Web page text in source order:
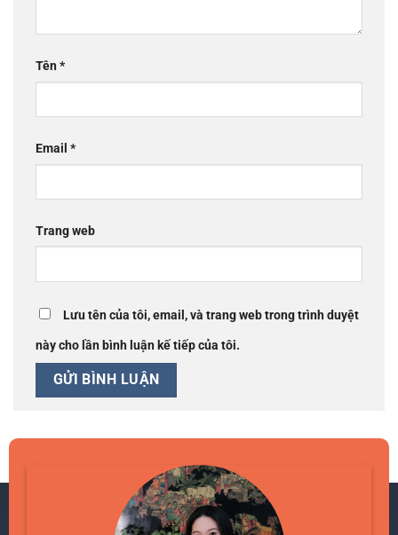
Tên*
Email *
Trang web
Lưu tên của tôi, email, và trang web trong trình duyệt
này cho lần bình luận kế tiếp của tôi.